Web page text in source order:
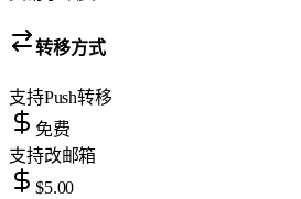
转移方式
支持Push转移
免费
支持改邮箱
$5.00